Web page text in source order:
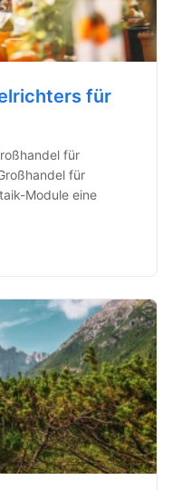
für
für
für
Module eine